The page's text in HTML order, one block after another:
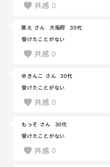
共感 0
匿名 さん 大阪府
30代
受けたことがない
共感 0
ゆきんこ さん
30代
受けたことがない
共感 0
もっそ さん
30代
受けたことがない
共感 0